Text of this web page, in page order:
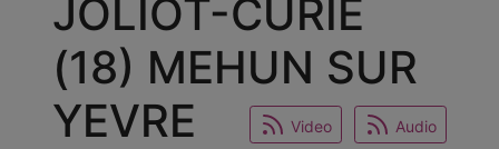
JOLIOT-CURIE
(18) MEHUN SUR
YEVRE
Video Audio